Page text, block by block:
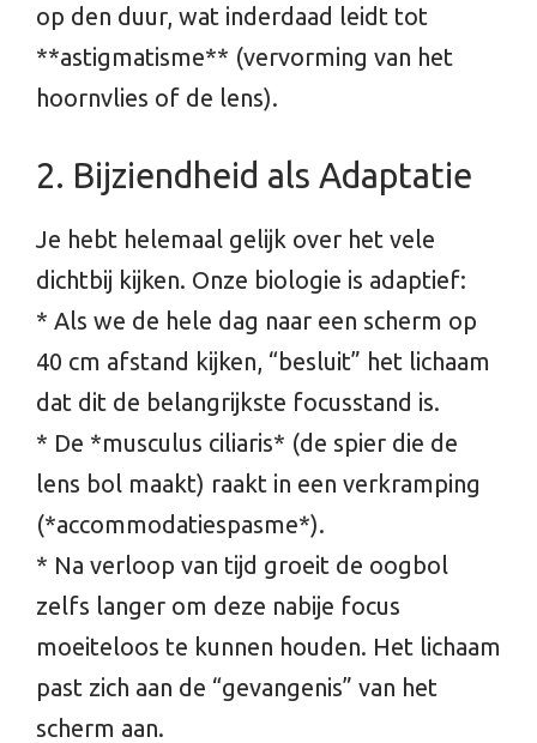
op den duur, wat inderdaad leidt tot
**astigmatisme** (vervorming van het
hoornvlies of de lens).
2. Bijziendheid als Adaptatie
Je hebt helemaal gelijk over het vele
dichtbij kijken. Onze biologie is adaptief:
* Als we de hele dag naar een scherm op
40 cm afstand kijken, “besluit” het lichaam
dat dit de belangrijkste focusstand is.
* De *musculus ciliaris* (de spier die de
lens bol maakt) raakt in een verkramping
(*accommodatiespasme*).
* Na verloop van tijd groeit de oogbol
zelfs langer om deze nabije focus
moeiteloos te kunnen houden. Het lichaam
past zich aan de “gevangenis” van het
scherm aan.